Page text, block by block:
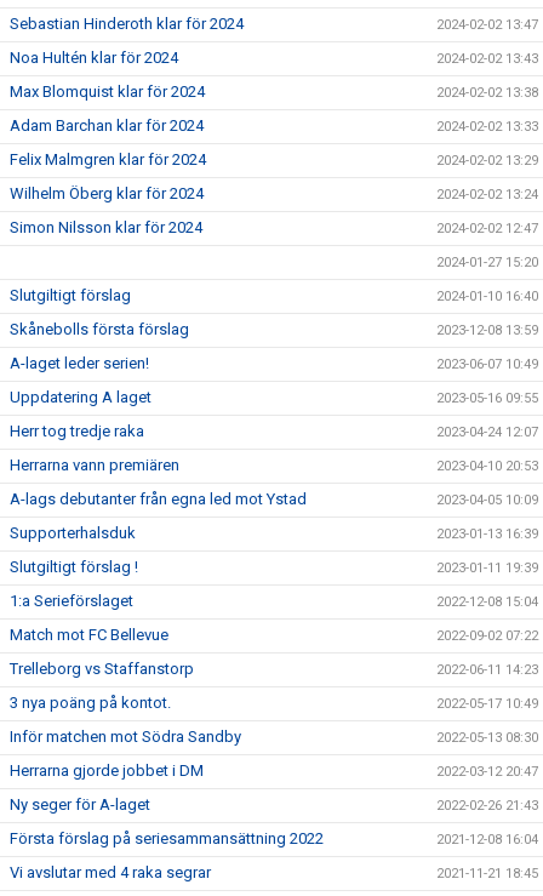
Sebastian Hinderoth klar för 2024 2024-02-02 13:47
Noa Hultén klar för 2024 2024-02-02 13:43
Max Blomquist klar för 2024 2024-02-02 13:38
Adam Barchan klar för 2024 2024-02-02 13:33
Felix Malmgren klar för 2024 2024-02-02 13:29
Wilhelm Öberg klar för 2024 2024-02-02 13:24
Simon Nilsson klar för 2024 2024-02-02 12:47
2024-01-27 15:20
Slutgiltigt förslag 2024-01-10 16:40
Skånebolls första förslag 2023-12-08 13:59
A-laget leder serien! 2023-06-07 10:49
Uppdatering A laget 2023-05-16 09:55
Herr tog tredje raka 2023-04-24 12:07
Herrarna vann premiären 2023-04-10 20:53
A-lags debutanter från egna led mot Ystad 2023-04-05 10:09
Supporterhalsduk 2023-01-13 16:39
Slutgiltigt förslag ! 2023-01-11 19:39
1:a Serieförslaget 2022-12-08 15:04
Match mot FC Bellevue 2022-09-02 07:22
Trelleborg vs Staffanstorp 2022-06-11 14:23
3 nya poäng på kontot. 2022-05-17 10:49
Inför matchen mot Södra Sandby 2022-05-13 08:30
Herrarna gjorde jobbet i DM 2022-03-12 20:47
Ny seger för A-laget 2022-02-26 21:43
Första förslag på seriesammansättning 2022 2021-12-08 16:04
Vi avslutar med 4 raka segrar 2021-11-21 18:45